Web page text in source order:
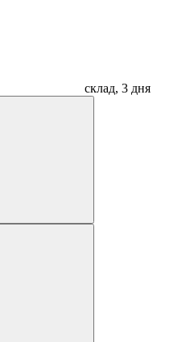
склад, 3 дня